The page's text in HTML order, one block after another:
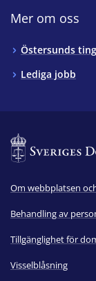
Mer om oss
Östersunds
Lediga jobb
Om webbplatsen
Behandling av
Tillgänglighet för
Visselblåsning